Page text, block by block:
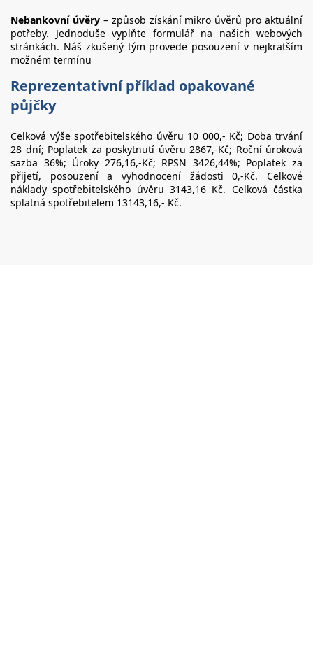
Nebankovní úvěry– způsob získání mikro úvěrů pro aktuální
potřeby. Jednoduše vyplňte formulář na našich webových
stránkách. Náš zkušený tým provede posouzení v nejkratším
možném termínu
Reprezentativní příklad opakované
půjčky
Celková výše spotřebitelského úvěru 10 000,- Kč; Doba trvání
28 dní; Poplatek za poskytnutí úvěru 2867,-Kč; Roční úroková
sazba 36%; Úroky 276,16,-Kč; RPSN 3426,44%; Poplatek za
přijetí, posouzení a vyhodnocení žádosti 0,-Kč. Celkové
náklady spotřebitelského úvěru 3143,16 Kč. Celková částka
splatná spotřebitelem 13143,16,- Kč.